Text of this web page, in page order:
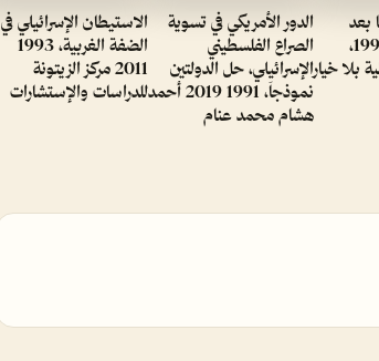
بعد
الحرب، 1992، 1996،
بلا خيار
الدور الأمريكي في تسوية
الصراع الفلسطيني
الإسرائيلي، حل الدولتين
نموذجاَ، 1991 2019 أحمد
هشام محمد عنام
الاستيطان الإسرائيلي في
الضفة الغربية، 1993
2011 مركز الزيتونة
للدراسات والإستشارات